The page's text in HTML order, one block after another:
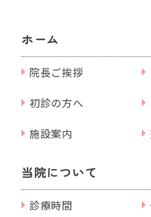
ホーム
院長ご挨拶
初診の方へ
施設案内
当院について
診療時間